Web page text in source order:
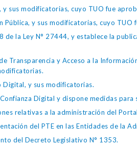
sus modificatorias, cuyo TUO fue
Pública, y sus modificatorias, cuyo
la Ley N° 27444, y establece la
Transparencia y Acceso a la
Digital, y sus modificatorias.
Digital y dispone medidas
relativas a la administración del
del PTE en las Entidades de la
del Decreto Legislativo N° 1353.